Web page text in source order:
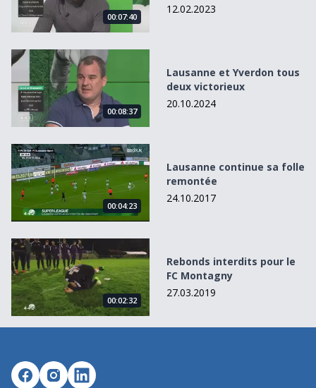
00:07:40
12.02.2023
Lausanne et Yverdon tous deux victorieux
00:08:37
Lausanne et Yverdon tous
deux victorieux
20.10.2024
Lausanne continue sa folle remontée
00:04:23
Lausanne continue sa folle
remontée
24.10.2017
Rebonds interdits pour le FC Montagny
00:02:32
Rebonds interdits pour le
FC Montagny
27.03.2019